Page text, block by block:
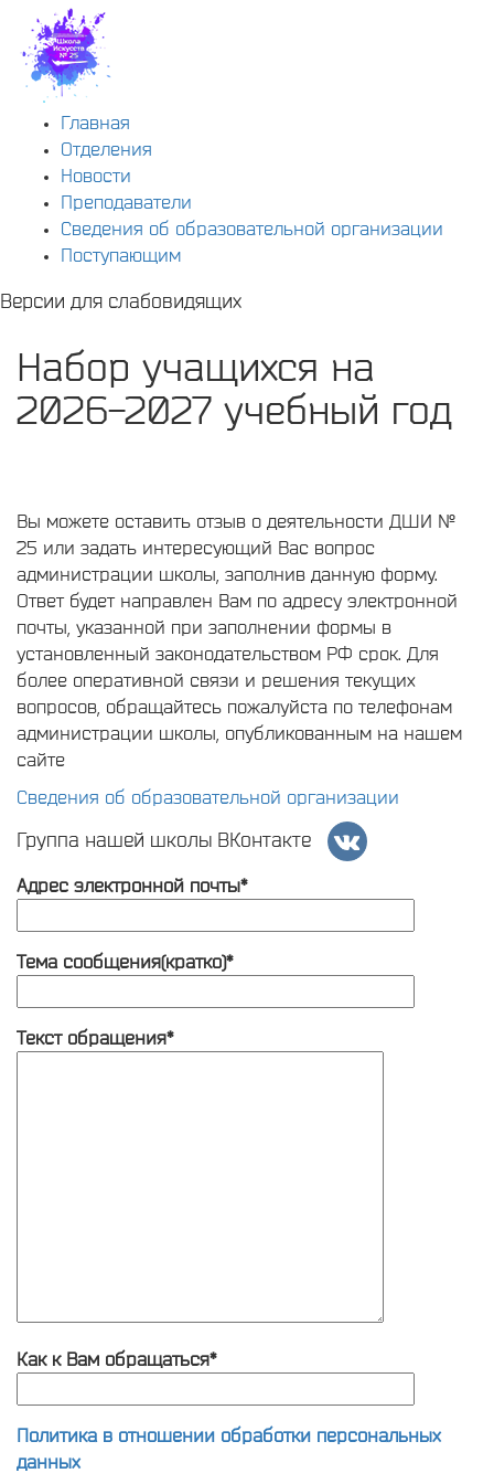
Главная
Отделения
Новости
Преподаватели
Сведения об образовательной организации
Поступающим
Версии для слабовидящих
Набор учащихся на
2026-2027 учебный год
Вы можете оставить отзыв о деятельности ДШИ №
25 или задать интересующий Вас вопрос
администрации школы, заполнив данную форму.
Ответ будет направлен Вам по адресу электронной
почты, указанной при заполнении формы в
установленный законодательством РФ срок. Для
более оперативной связи и решения текущих
вопросов, обращайтесь пожалуйста по телефонам
администрации школы, опубликованным на нашем
сайте
Сведения об образовательной организации
Группа нашей школы ВКонтакте
Адрес электронной почты*
Тема сообщения(кратко)*
Текст обращения*
Как к Вам обращаться*
Политика в отношении обработки персональных
данных